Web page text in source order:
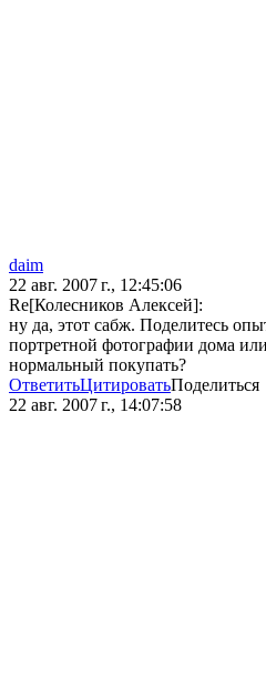
daim
22 авг. 2007 г., 12:45:06
Re[Колесников Алексей]:
ну да, этот сабж. Поделитесь
портретной фотографии дома
нормальный покупать?
ОтветитьЦитироватьПоделиться
22 авг. 2007 г., 14:07:58